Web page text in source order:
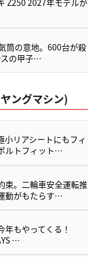
Z250 2027年モデルが
筒の意地。600台が殺
スの甲子…
ングマシン)
小リアシートにもフィ
ルトフィット…
束。二輪車安全運転推
動がもたらす…
もやってくる！
…